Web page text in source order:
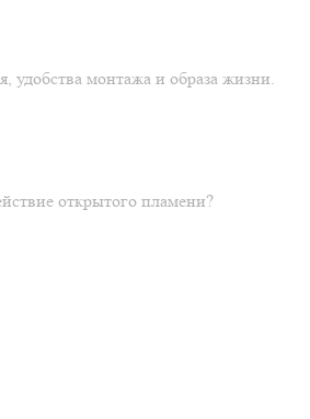
удобства монтажа и образа жизни.
открытого пламени?